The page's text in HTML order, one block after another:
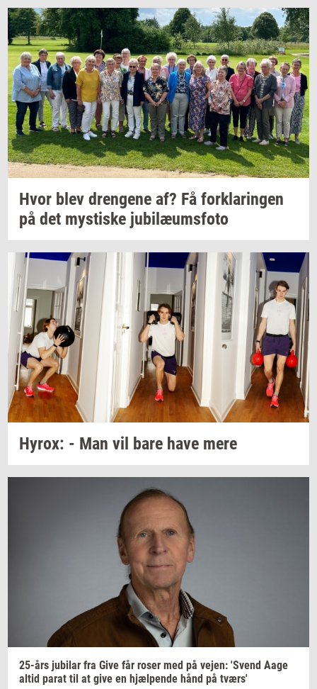
Hvor blev dren­ge­ne af? Få for­kla­rin­gen
på det mysti­ske ju­bilæums­fo­to
Hyrox: - Man vil bare have mere
25-års ju­bilar fra Give får roser med på vejen: 'Svend Aage
altid parat til at give en hjæl­pen­de hånd på tværs'